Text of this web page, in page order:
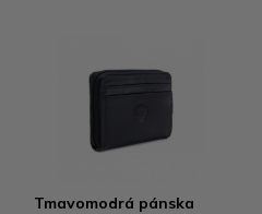
Tmavomodrá pánska